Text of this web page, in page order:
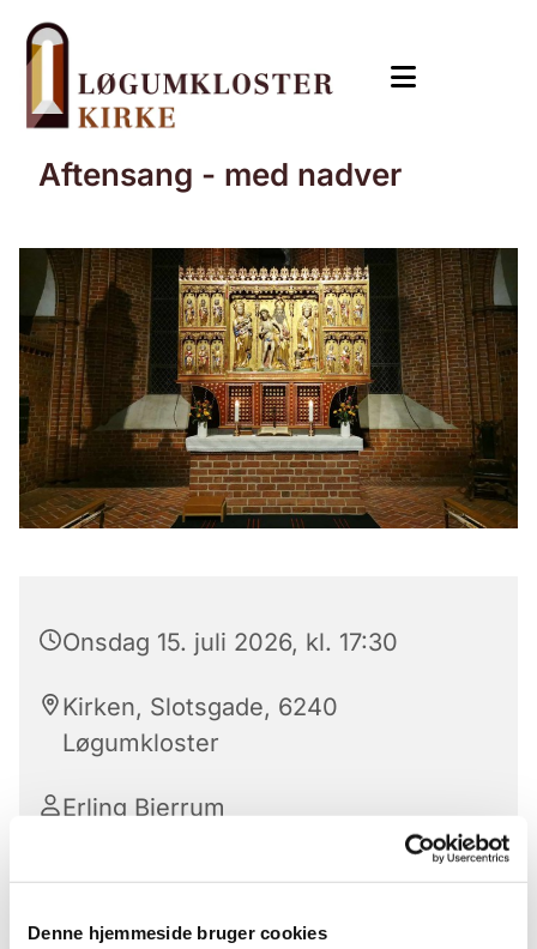
Denne hjemmeside bruger cookies
Aftensang - med nadver
Onsdag 15. juli 2026, kl. 17:30
Kirken, Slotsgade, 6240
Løgumkloster
Erling Bjerrum
Hver onsdag er der aftensang med nadver.